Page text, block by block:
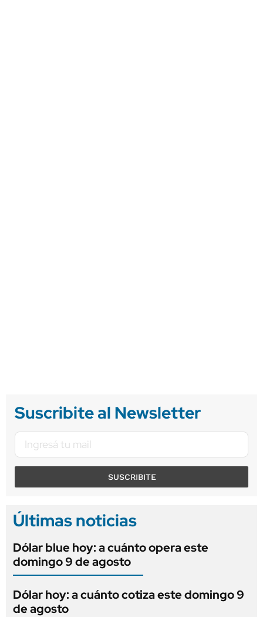
Suscribite al Newsletter
SUSCRIBITE
Últimas noticias
Dólar blue hoy: a cuánto opera este
domingo 9 de agosto
Dólar hoy: a cuánto cotiza este domingo 9
de agosto